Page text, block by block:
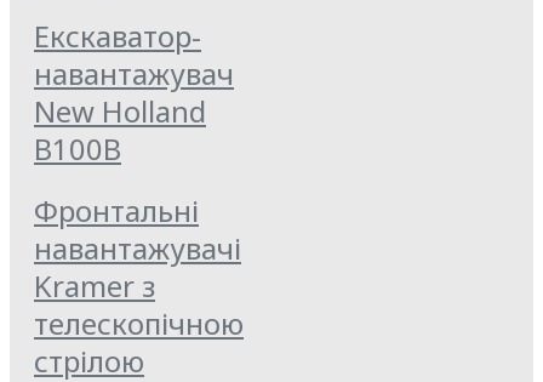
Екскаватор-
навантажувач
New Holland
B100B
Фронтальні
навантажувачі
Kramer з
телескопічною
стрілою